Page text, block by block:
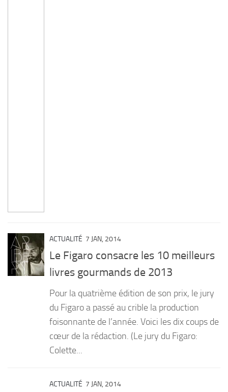
ACTUALITÉ 7 JAN, 2014
Le Figaro consacre les 10 meilleurs
livres gourmands de 2013
Pour la quatrième édition de son prix, le jury
du Figaro a passé au crible la production
foisonnante de l’année. Voici les dix coups de
cœur de la rédaction. (Le jury du Figaro:
Colette...
ACTUALITÉ 7 JAN, 2014